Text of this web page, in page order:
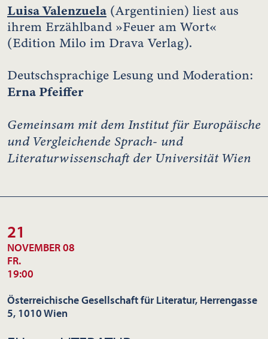
Luisa Valenzuela (Argentinien) liest aus
ihrem Erzählband »Feuer am Wort«
(Edition Milo im Drava Verlag).
Deutschsprachige Lesung und Moderation:
Erna Pfeiffer
Gemeinsam mit dem Institut für Europäische
und Vergleichende Sprach- und
Literaturwissenschaft der Universität Wien
21
NOVEMBER 08
FR.
19:00
Österreichische Gesellschaft für Literatur, Herrengasse
5, 1010 Wien